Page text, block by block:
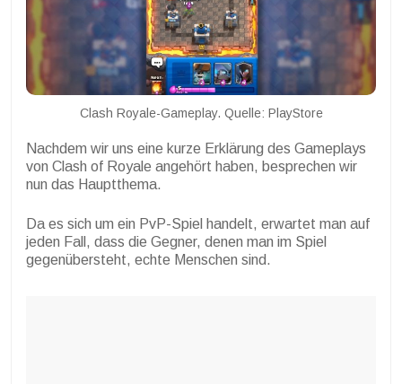
Clash Royale-Gameplay. Quelle: PlayStore
Nachdem wir uns eine kurze Erklärung des Gameplays
von Clash of Royale angehört haben, besprechen wir
nun das Hauptthema.
Da es sich um ein PvP-Spiel handelt, erwartet man auf
jeden Fall, dass die Gegner, denen man im Spiel
gegenübersteht, echte Menschen sind.